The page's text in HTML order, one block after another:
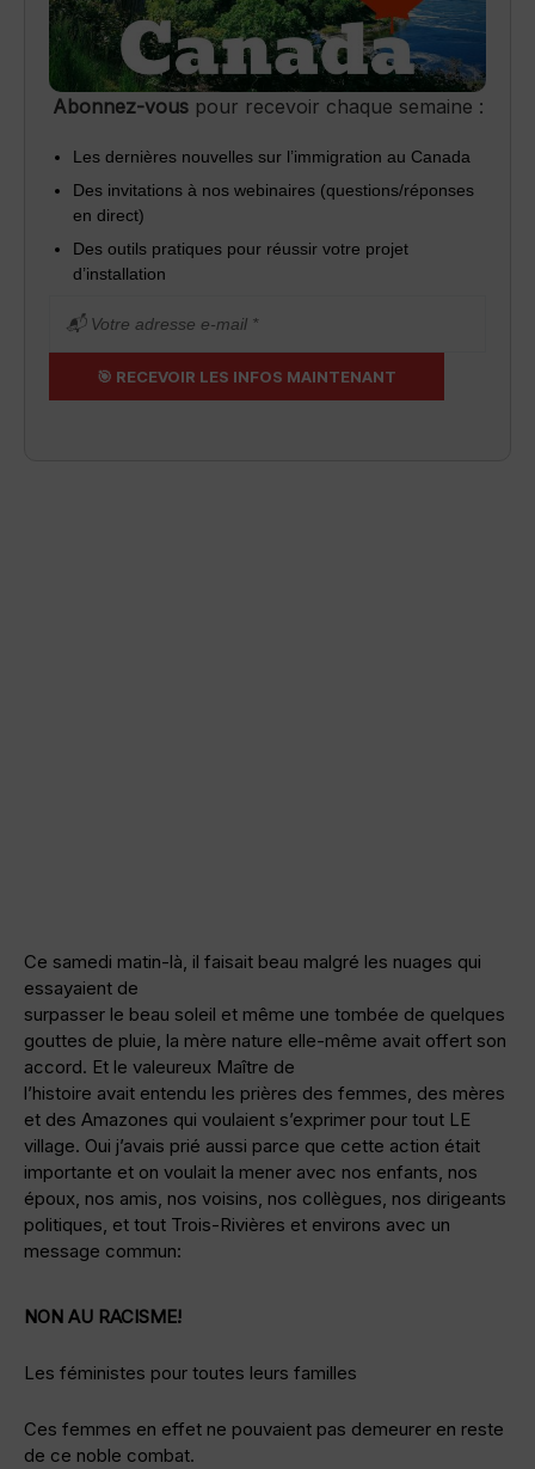
Abonnez-vouspour recevoir chaque semaine :
Les dernières nouvelles sur l’immigration au Canada
Des invitations à nos webinaires (questions/réponses
en direct)
Des outils pratiques pour réussir votre projet
d’installation
Ce samedi matin-là, il faisait beau malgré les nuages qui
essayaient de
surpasser le beau soleil et même une tombée de quelques
gouttes de pluie, la mère nature elle-même avait offert son
accord. Et le valeureux Maître de
l’histoire avait entendu les prières des femmes, des mères
et des Amazones qui voulaient s’exprimer pour tout LE
village. Oui j’avais prié aussi parce que cette action était
importante et on voulait la mener avec nos enfants, nos
époux, nos amis, nos voisins, nos collègues, nos dirigeants
politiques, et tout Trois-Rivières et environs avec un
message commun:
NON AU RACISME!
Les féministes pour toutes leurs familles
Ces femmes en effet ne pouvaient pas demeurer en reste
de ce noble combat.